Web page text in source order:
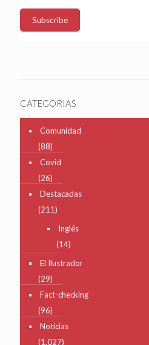
CATEGORIAS
Comunidad
(88)
Covid
(26)
Destacadas
(211)
Inglés
(14)
El Ilustrador
(29)
Fact-checking
(96)
Noticias
(1,027)